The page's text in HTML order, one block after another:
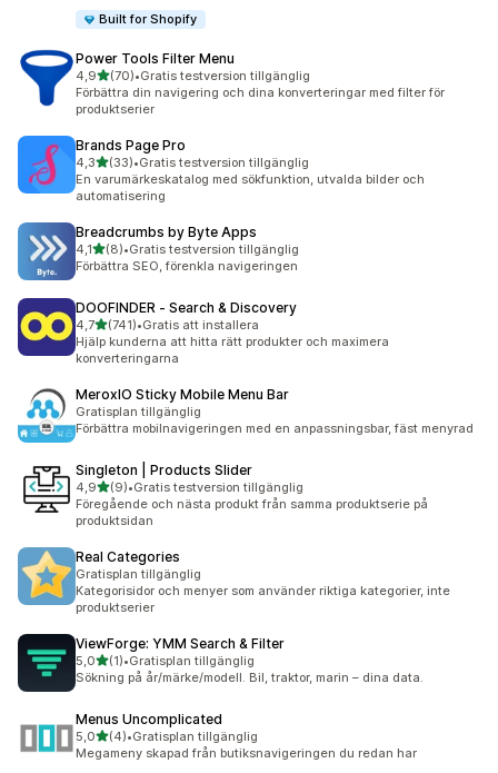
Built for Shopify
Power Tools Filter Menu
4,9av 5 stjärnor
(70)
70 recensioner totalt
•Gratis testversion tillgänglig
Förbättra din navigering och dina konverteringar med filter för
produktserier
Brands Page Pro
4,3av 5 stjärnor
(33)
33 recensioner totalt
•Gratis testversion tillgänglig
En varumärkeskatalog med sökfunktion, utvalda bilder och
automatisering
Breadcrumbs by Byte Apps
4,1av 5 stjärnor
(8)
8 recensioner totalt
•Gratis testversion tillgänglig
Förbättra SEO, förenkla navigeringen
DOOFINDER ‑ Search & Discovery
4,7av 5 stjärnor
(741)
741 recensioner totalt
•Gratis att installera
Hjälp kunderna att hitta rätt produkter och maximera
konverteringarna
MeroxIO Sticky Mobile Menu Bar
Gratisplan tillgänglig
Förbättra mobilnavigeringen med en anpassningsbar, fäst menyrad
Singleton | Products Slider
4,9av 5 stjärnor
(9)
9 recensioner totalt
•Gratis testversion tillgänglig
Föregående och nästa produkt från samma produktserie på
produktsidan
Real Categories
Gratisplan tillgänglig
Kategorisidor och menyer som använder riktiga kategorier, inte
produktserier
ViewForge: YMM Search & Filter
5,0av 5 stjärnor
(1)
1 recensioner totalt
•Gratisplan tillgänglig
Sökning på år/märke/modell. Bil, traktor, marin – dina data.
Menus Uncomplicated
5,0av 5 stjärnor
(4)
4 recensioner totalt
•Gratisplan tillgänglig
Megameny skapad från butiksnavigeringen du redan har